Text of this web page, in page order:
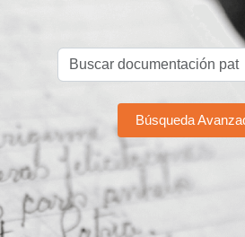
Búsqueda